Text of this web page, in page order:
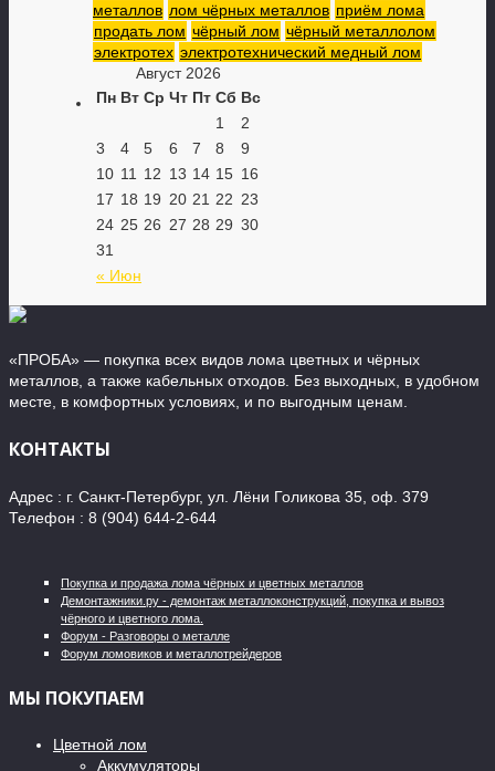
металлов лом чёрных металлов приём лома
продать лом чёрный лом чёрный металлолом
электротех электротехнический медный лом
Август 2026
Пн Вт Ср Чт Пт Сб Вс
« Июн
1
2
3
4 5 6 7 8
9
10 11 12 13 14 15 16
17 18 19 20 21 22 23
24 25 26 27 28 29 30
31
«ПРОБА» — покупка всех видов лома цветных и чёрных
металлов, а также кабельных отходов. Без выходных, в удобном
месте, в комфортных условиях, и по выгодным ценам.
КОНТАКТЫ
Адрес : г. Санкт-Петербург, ул. Лёни Голикова 35, оф. 379
Телефон : 8 (904) 644-2-644
Покупка и продажа лома чёрных и цветных металлов
Демонтажники.ру - демонтаж металлоконструкций, покупка и вывоз
чёрного и цветного лома.
Форум - Разговоры о металле
Форум ломовиков и металлотрейдеров
МЫ ПОКУПАЕМ
Цветной лом
Аккумуляторы